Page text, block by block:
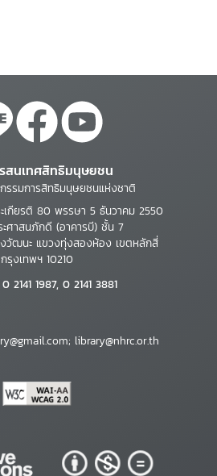
สนเทศสิทธิมนุษยชน
รรมการสิทธิมนุษยชนแห่งชาติ
เกียรติ 80 พรรษา 5 ธันวาคม 2550
ะศาสนภักดี (อาคารบี) ชั้น 7
วัฒนะ แขวงทุ่งสองห้อง เขตหลักสี่
กรุงเทพฯ 10210
2141 1987, 0 2141 3881
library@nhrc.or.th